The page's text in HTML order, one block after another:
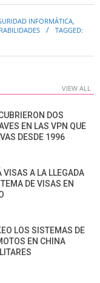
INFORMÁTICA,
TAGGED:
VIEW ALL
DOS
EN LAS VPN QUE
DESDE 1996
VISAS A LA LLEGADA
DE VISAS EN
LOS SISTEMAS DE
EN CHINA